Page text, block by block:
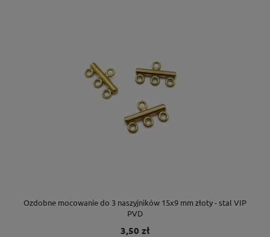
Ozdobne mocowanie do 3 naszyjników 15x9 mm złoty - stal VIP
PVD
3,50 zł